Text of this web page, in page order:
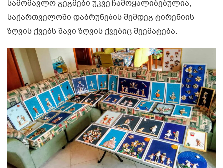
სამომავლო გეგმები უკვე ჩამოყალიბებულია,
საქართველოში დაბრუნების შემდეგ ტირენიის
ზღვის ქვებს შავი ზღვის ქვებიც შეემატება.